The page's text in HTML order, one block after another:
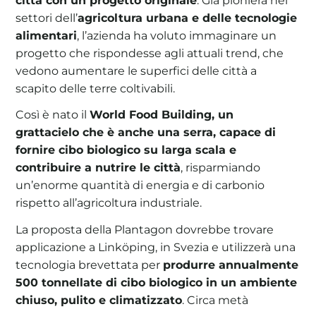
settori dell’agricoltura urbana e delle tecnologie
alimentari, l’azienda ha voluto immaginare un
progetto che rispondesse agli attuali trend, che
vedono aumentare le superfici delle città a
scapito delle terre coltivabili.
Così è nato ilWorld Food Building, un
grattacielo che è anche una serra, capace di
fornire cibo biologico su larga scala e
contribuire a nutrire le città, risparmiando
un’enorme quantità di energia e di carbonio
rispetto all’agricoltura industriale.
La proposta della Plantagon dovrebbe trovare
applicazione a Linköping, in Svezia e utilizzerà una
tecnologia brevettata per produrre annualmente
500 tonnellate di cibo biologico in un ambiente
chiuso, pulito e climatizzato. Circa metà